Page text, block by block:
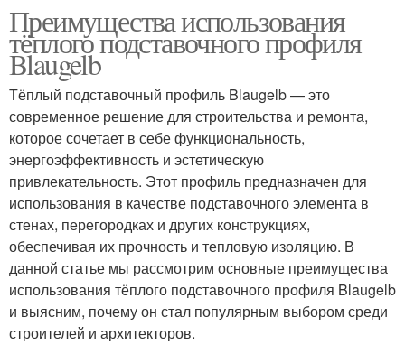
Преимущества использования
тёплого подставочного профиля
Blaugelb
Тёплый подставочный профиль Blaugelb — это
современное решение для строительства и ремонта,
которое сочетает в себе функциональность,
энергоэффективность и эстетическую
привлекательность. Этот профиль предназначен для
использования в качестве подставочного элемента в
стенах, перегородках и других конструкциях,
обеспечивая их прочность и тепловую изоляцию. В
данной статье мы рассмотрим основные преимущества
использования тёплого подставочного профиля Blaugelb
и выясним, почему он стал популярным выбором среди
строителей и архитекторов.